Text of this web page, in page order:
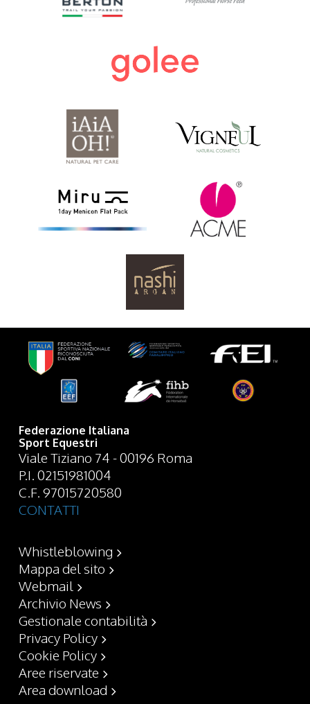
Federazione Italiana
Sport Equestri
Viale Tiziano 74 - 00196 Roma
P.I. 02151981004
C.F. 97015720580
CONTATTI
Whistleblowing
Mappa del sito
Webmail
Archivio News
Gestionale contabilità
Privacy Policy
Cookie Policy
Aree riservate
Area download